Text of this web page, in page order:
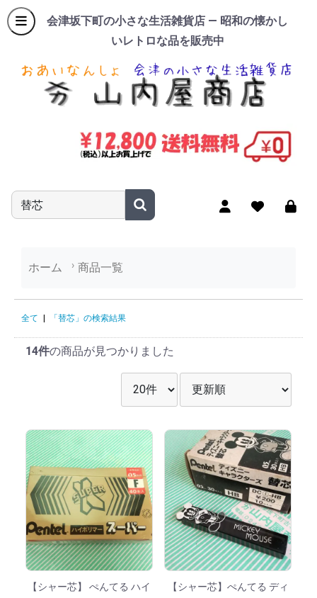
会津坂下町の小さな生活雑貨店 — 昭和の懐かし
いレトロな品を販売中
商品名やキーワードを入力
ホーム 商品一覧
「替芯」の検索結果
全て 「替芯」の検索結果
14件の商品が見つかりました
並び順を選択
【シャー芯】 ぺんてる ハイ
【シャー芯】ぺんてる ディ